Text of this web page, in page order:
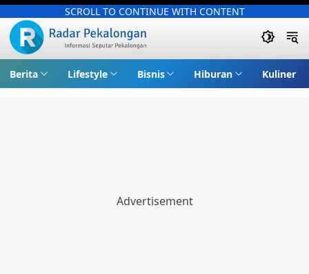
SCROLL TO CONTINUE WITH CONTENT
Berita Lifestyle Bisnis Hiburan Kuliner